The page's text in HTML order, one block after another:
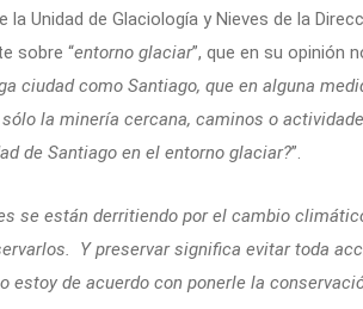
Unidad de Glaciología y Nieves de la
sobre “entorno glaciar”, que en su opinión
ciudad como Santiago, que en alguna
la minería cercana, caminos o
de Santiago en el entorno glaciar?”.
se están derritiendo por el cambio
Y preservar significa evitar toda
estoy de acuerdo con ponerle la